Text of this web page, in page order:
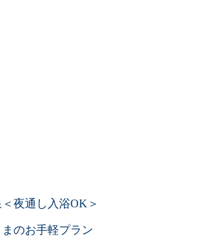
夜通し入浴OK＞
のお手軽プラン